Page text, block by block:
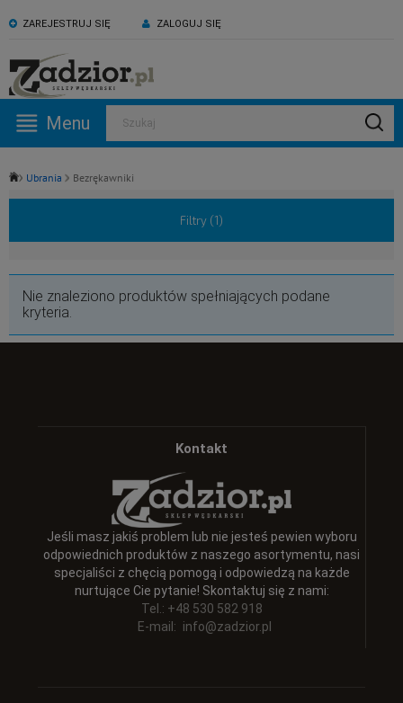
ZAREJESTRUJ SIĘ ZALOGUJ SIĘ
KONTAKT:
530 582 918
Pn -Pt: 09:00 - 17:00
ZAPRASZAMY NA NASZ
Menu Szukaj
Ubrania Bezrękawniki
Filtry (1)
Nie znaleziono produktów spełniających podane
kryteria.
Kontakt
Jeśli masz jakiś problem lub nie jesteś pewien wyboru
odpowiednich produktów z naszego asortymentu, nasi
specjaliści z chęcią pomogą i odpowiedzą na każde
nurtujące Cie pytanie! Skontaktuj się z nami:
Tel.: +48 530 582 918
E-mail: info@zadzior.pl